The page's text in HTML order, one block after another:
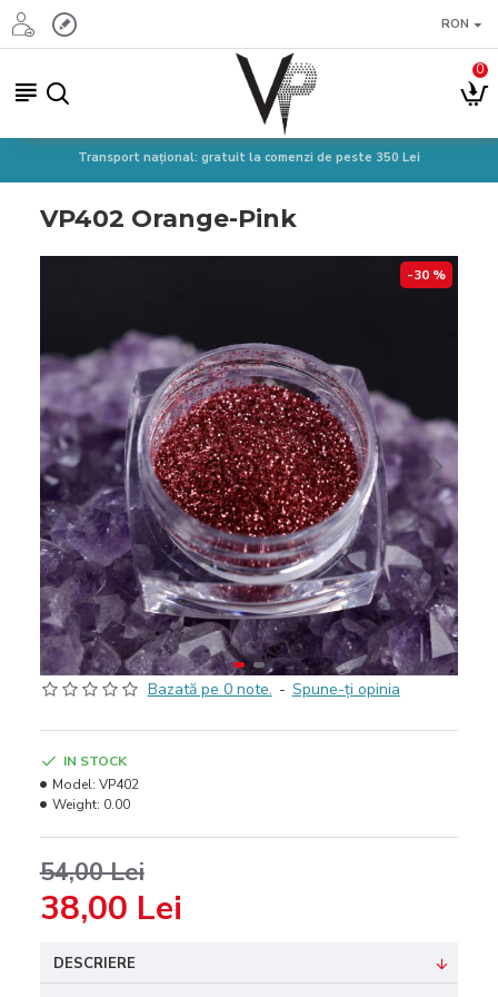
RON
0
Transport național: gratuit la comenzi de peste 350 Lei
VP402 Orange-Pink
-30 %
Bazată pe 0 note. - Spune-ţi opinia
38,00 Lei
54,00 Lei
IN STOCK
Model: VP402
Weight: 0.00
DESCRIERE